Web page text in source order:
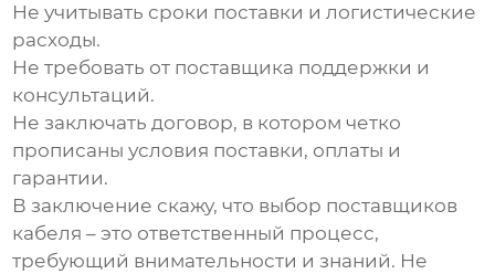
Не учитывать сроки поставки и логистические
расходы.
Не требовать от поставщика поддержки и
консультаций.
Не заключать договор, в котором четко
прописаны условия поставки, оплаты и
гарантии.
В заключение скажу, что выбор поставщиков
кабеля – это ответственный процесс,
требующий внимательности и знаний. Не